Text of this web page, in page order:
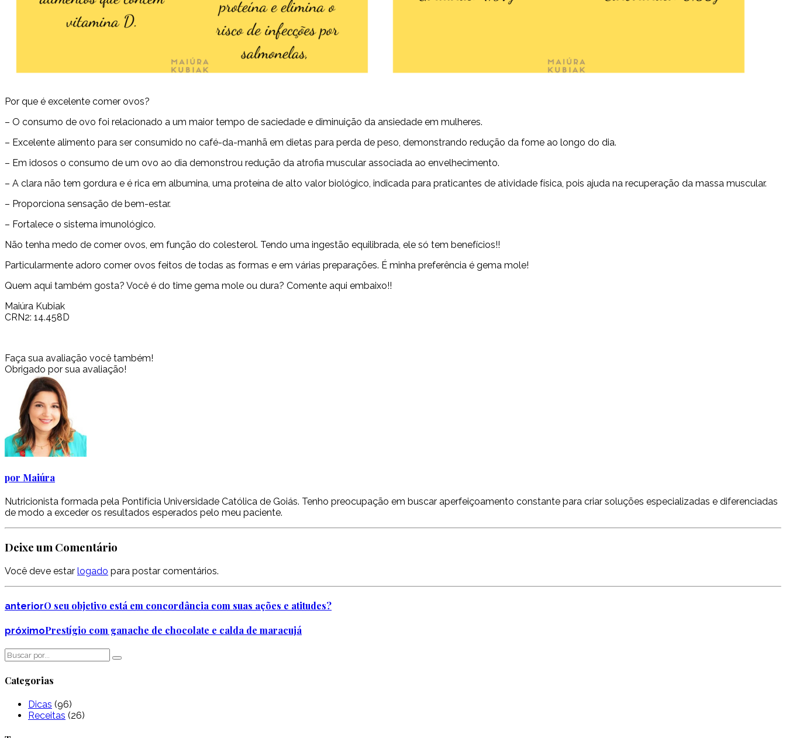
Por que é excelente comer ovos?
– O consumo de ovo foi relacionado a um maior tempo de saciedade e diminuição da ansiedade em mulheres.
– Excelente alimento para ser consumido no café-da-manhã em dietas para perda de peso, demonstrando redução da fome ao longo do dia.
– Em idosos o consumo de um ovo ao dia demonstrou redução da atrofia muscular associada ao envelhecimento.
– A clara não tem gordura e é rica em albumina, uma proteína de alto valor biológico, indicada para praticantes de atividade física, pois ajuda na recuperação da massa muscular.
– Proporciona sensação de bem-estar.
– Fortalece o sistema imunológico.
Não tenha medo de comer ovos, em função do colesterol. Tendo uma ingestão equilibrada, ele só tem benefícios!!
Particularmente adoro comer ovos feitos de todas as formas e em várias preparações. É minha preferência é gema mole!
Quem aqui também gosta? Você é do time gema mole ou dura? Comente aqui embaixo!!
Maiúra Kubiak
CRN2: 14.458D
Faça sua avaliação você também!
Obrigado por sua avaliação!
por Maiúra
Nutricionista formada pela Pontifícia Universidade Católica de Goiás. Tenho preocupação em buscar aperfeiçoamento constante para criar soluções especializadas e diferenciadas
de modo a exceder os resultados esperados pelo meu paciente.
Deixe um Comentário
Você deve estar logado para postar comentários.
anteriorO seu objetivo está em concordância com suas ações e atitudes?
próximoPrestígio com ganache de chocolate e calda de maracujá
Categorias
Dicas (96)
Receitas (26)